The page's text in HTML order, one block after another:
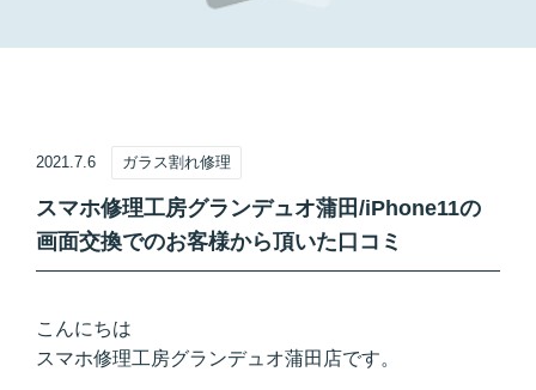
2021.7.6 ガラス割れ修理
スマホ修理工房グランデュオ蒲田/iPhone11の
画面交換でのお客様から頂いた口コミ
こんにちは
スマホ修理工房グランデュオ蒲田店です。